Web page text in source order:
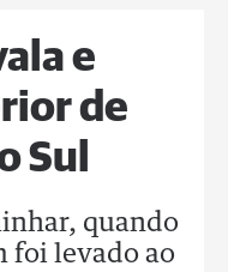
e
de
Sul
quando
foi levado ao